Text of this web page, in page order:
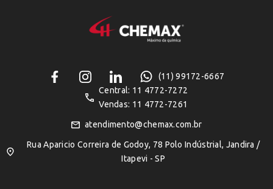
(11) 99172-6667
Central: 11 4772-7272
Vendas: 11 4772-7261
atendimento@chemax.com.br
Rua Aparicio Correira de Godoy, 78 Polo Indústrial, Jandira /
Itapevi - SP